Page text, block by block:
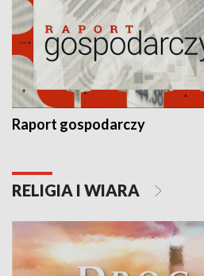
Raport gospodarczy
RELIGIA I WIARA